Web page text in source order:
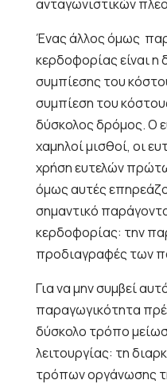
ανταγωνιστικών
Ένας άλλος όμως
κερδοφορίας είναι
συμπίεσης του
συμπίεση του
δύσκολος δρόμος. Ο
χαμηλοί μισθοί, οι
χρήση ευτελών
όμως αυτές
σημαντικό
κερδοφορίας: την
προδιαγραφές των
Για να μην συμβεί
παραγωγικότητα
δύσκολο τρόπο
λειτουργίας: τη
τρόπων οργάνωσης